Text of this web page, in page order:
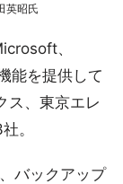
英昭氏
、
能を提供して
ス、東京エレ
。
バックアップ